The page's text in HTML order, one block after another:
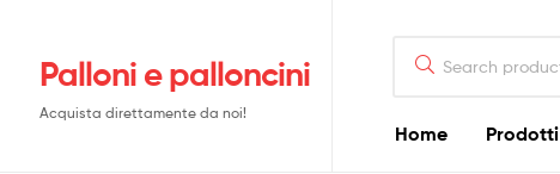
Palloni e palloncini
Acquista direttamente da noi!
for:
Home Prodotti